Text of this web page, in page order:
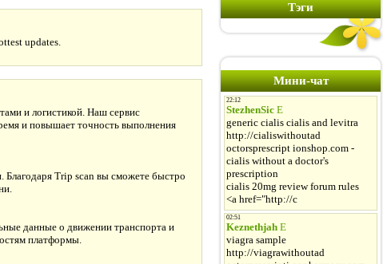
updates.
и логистикой. Наш сервис
и повышает точность выполнения
Благодаря Trip scan вы сможете быстро
данные о движении транспорта и
платформы.
Тэги
Мини-чат